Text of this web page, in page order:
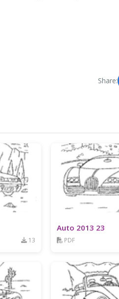
Share:
13
Auto 2013 23
PDF